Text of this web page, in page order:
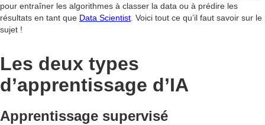
pour entraîner les algorithmes à classer la data ou à prédire les
résultats en tant que Data Scientist . Voici tout ce qu’il faut savoir sur le
sujet !
Les deux types
d’apprentissage d’IA
Apprentissage supervisé